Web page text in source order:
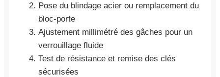
Pose du blindage acier ou remplacement du
bloc-porte
Ajustement millimétré des gâches pour un
verrouillage fluide
Test de résistance et remise des clés
sécurisées